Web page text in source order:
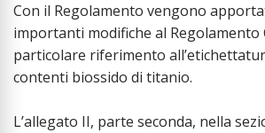
Con il Regolamento vengono
importanti modifiche al Regolamento
particolare riferimento
contenti biossido di titanio.
L’allegato II, parte seconda, nella